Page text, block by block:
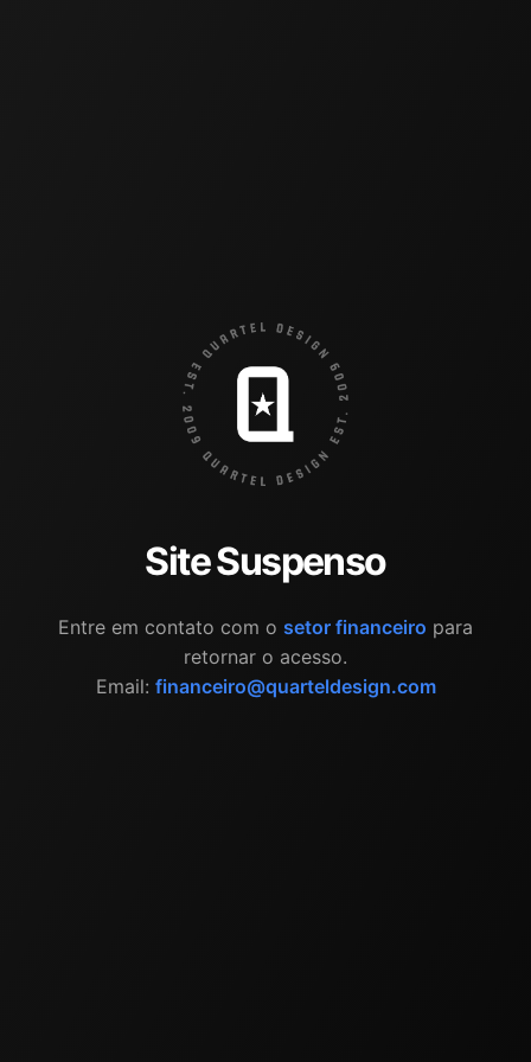
Site Suspenso
Entre em contato com o setor financeiro para
retornar o acesso.
Email: financeiro@quarteldesign.com